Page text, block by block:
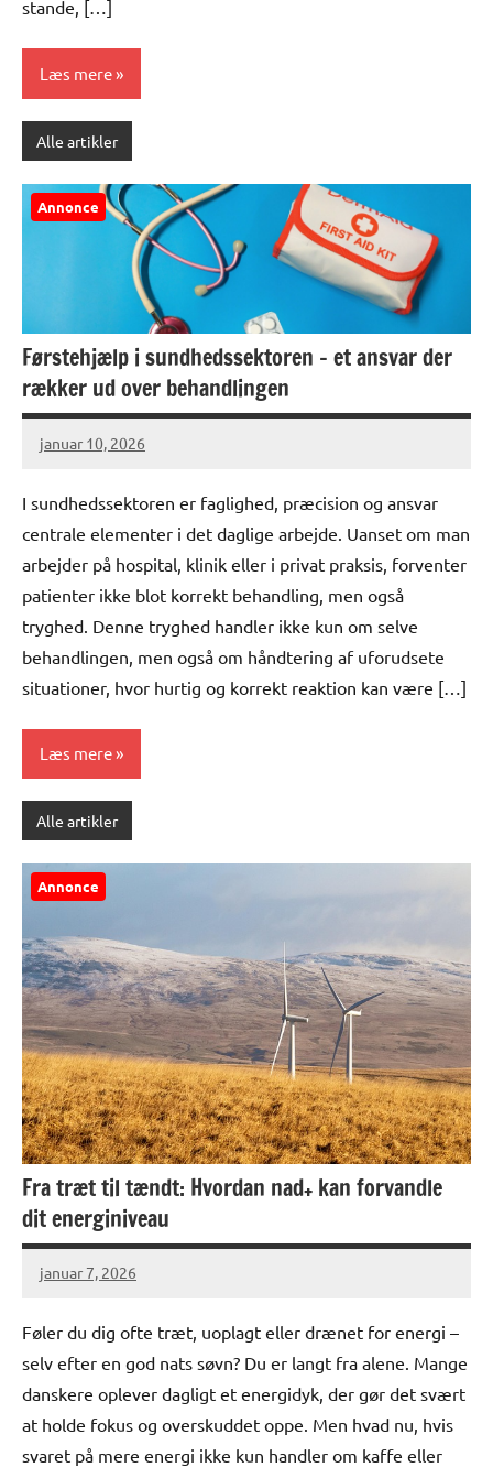
stande, […]
Læs mere
Alle artikler
Annonce
Førstehjælp i sundhedssektoren – et ansvar der
rækker ud over behandlingen
januar 10, 2026
familietiden.dk
I sundhedssektoren er faglighed, præcision og ansvar
centrale elementer i det daglige arbejde. Uanset om man
arbejder på hospital, klinik eller i privat praksis, forventer
patienter ikke blot korrekt behandling, men også
tryghed. Denne tryghed handler ikke kun om selve
behandlingen, men også om håndtering af uforudsete
situationer, hvor hurtig og korrekt reaktion kan være […]
Læs mere
Alle artikler
Annonce
Fra træt til tændt: Hvordan nad+ kan forvandle
dit energini­veau
januar 7, 2026
Føler du dig ofte træt, uoplagt eller drænet for energi –
selv efter en god nats søvn? Du er langt fra alene. Mange
danskere oplever dagligt et energidyk, der gør det svært
at holde fokus og overskuddet oppe. Men hvad nu, hvis
svaret på mere energi ikke kun handler om kaffe eller